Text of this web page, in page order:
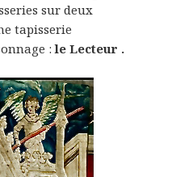
sur deux
tapisserie
: le Lecteur .